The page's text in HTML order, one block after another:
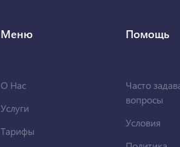
Меню
О Нас
Услуги
Тарифы
Помощь
Часто
вопросы
Условия